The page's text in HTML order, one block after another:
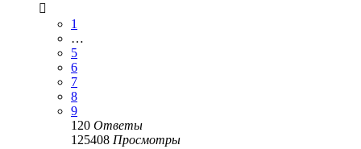
1
…
5
6
7
8
9
120 Ответы
125408 Просмотры